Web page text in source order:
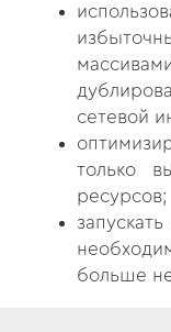
сетевой
только
ресурсов;
больше